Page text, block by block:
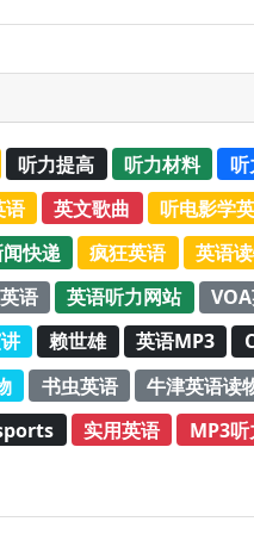
听力提高 听力材料 听
语 英文歌曲 听电影学
快递 疯狂英语 英语
语 英语听力网站
赖世雄 英语MP3
书虫英语 牛津英语读
实用英语 MP3听